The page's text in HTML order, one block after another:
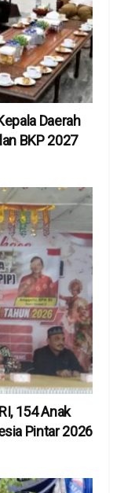
Daerah
BKP 2027
154 Anak
Pintar 2026